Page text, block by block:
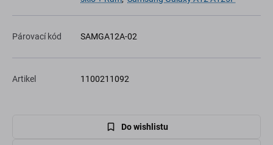
Párovací kód SAMGA12A-02
Artikel 1100211092
Do wishlistu